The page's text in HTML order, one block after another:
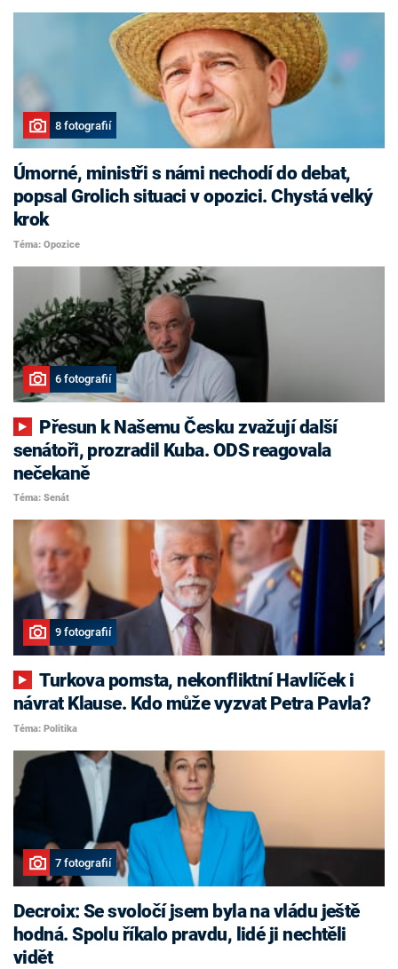
8 fotografií
Úmorné, ministři s námi nechodí do debat,
popsal Grolich situaci v opozici. Chystá velký
krok
Téma: Opozice
6 fotografií
senátoři, prozradil Kuba. ODS reagovala
nečekaně
Téma: Senát
9 fotografií
Turkova pomsta, nekonfliktní Havlíček i
návrat Klause. Kdo může vyzvat Petra Pavla?
Téma: Politika
7 fotografií
Decroix: Se svoločí jsem byla na vládu ještě
hodná. Spolu říkalo pravdu, lidé ji nechtěli
vidět